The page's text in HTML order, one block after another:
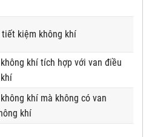
tiết kiệm không khí
khí tích hợp với van điều
khí mà không có van
khí